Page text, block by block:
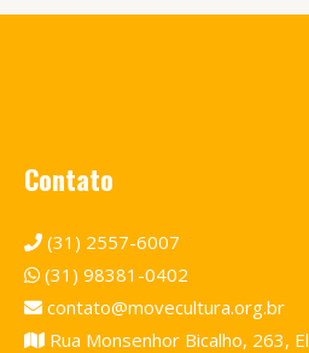
Contato
(31) 2557-6007
(31) 98381-0402
contato@movecultura.org.br
Rua Monsenhor Bicalho, 263,